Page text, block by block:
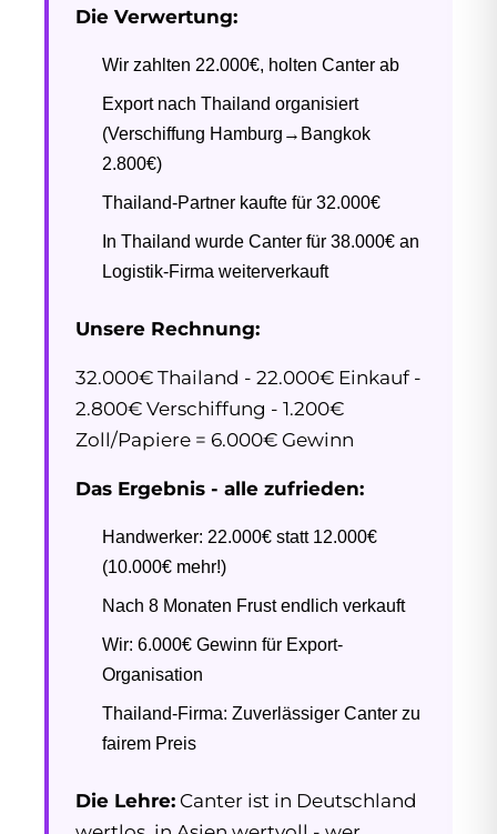
Die Verwertung:
Wir zahlten 22.000€, holten Canter ab
Export nach Thailand organisiert
(Verschiffung Hamburg→Bangkok
2.800€)
Thailand-Partner kaufte für 32.000€
In Thailand wurde Canter für 38.000€ an
Logistik-Firma weiterverkauft
Unsere Rechnung:
32.000€ Thailand - 22.000€ Einkauf -
2.800€ Verschiffung - 1.200€
Zoll/Papiere = 6.000€ Gewinn
Das Ergebnis - alle zufrieden:
Handwerker: 22.000€ statt 12.000€
(10.000€ mehr!)
Nach 8 Monaten Frust endlich verkauft
Wir: 6.000€ Gewinn für Export-
Organisation
Thailand-Firma: Zuverlässiger Canter zu
fairem Preis
Die Lehre: Canter ist in Deutschland